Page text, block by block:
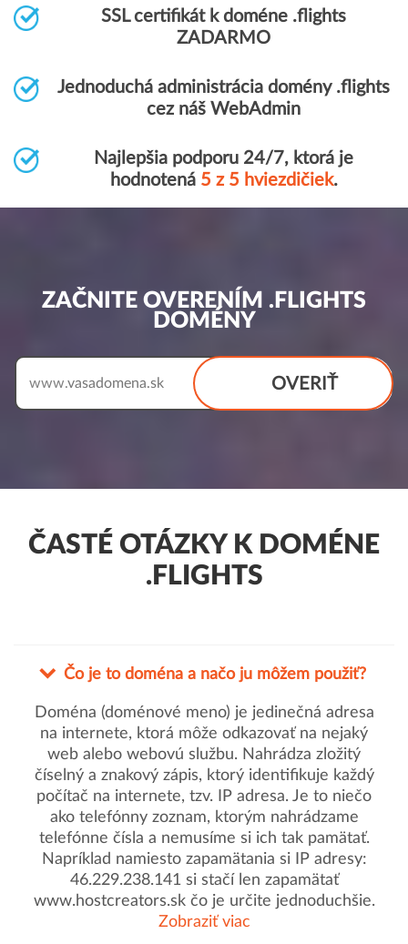
SSL certifikát k doméne .flights
ZADARMO
Jednoduchá administrácia domény .flights
cez náš WebAdmin
Najlepšia podporu 24/7, ktorá je
hodnotená 5 z 5 hviezdičiek.
ZAČNITE OVERENÍM .FLIGHTS
DOMÉNY
OVERIŤ
www.
ČASTÉ OTÁZKY K DOMÉNE
.FLIGHTS
Čo je to doména a načo ju môžem použiť?
Doména (doménové meno) je jedinečná adresa
na internete, ktorá môže odkazovať na nejaký
web alebo webovú službu. Nahrádza zložitý
číselný a znakový zápis, ktorý identifikuje každý
počítač na internete, tzv. IP adresa. Je to niečo
ako telefónny zoznam, ktorým nahrádzame
telefónne čísla a nemusíme si ich tak pamätať.
Napríklad namiesto zapamätania si IP adresy:
46.229.238.141 si stačí len zapamätať
www.hostcreators.sk čo je určite jednoduchšie.
Zobraziť viac